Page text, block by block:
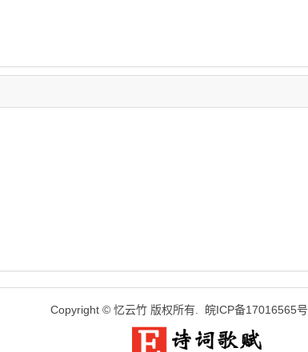
Copyright © 忆云竹 版权所有. 皖ICP备17016565号